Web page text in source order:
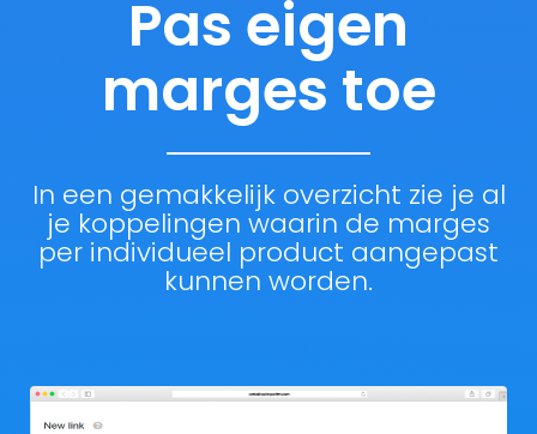
Pas eigen
marges toe
In een gemakkelijk overzicht zie je al
je koppelingen waarin de marges
per individueel product aangepast
kunnen worden.